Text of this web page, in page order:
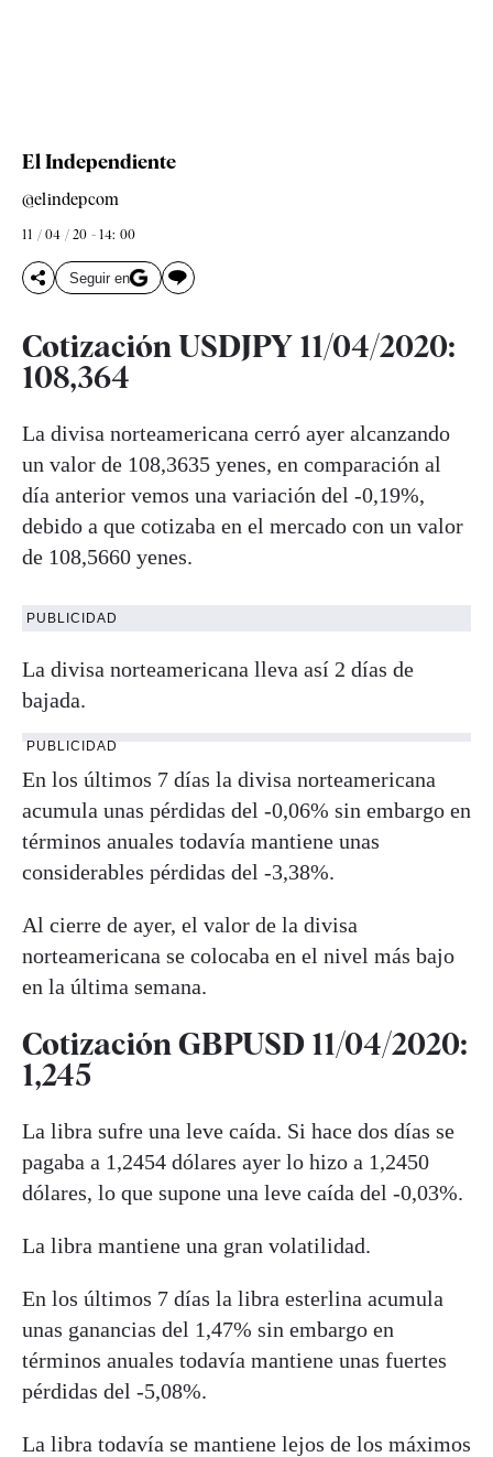
El Independiente
@elindepcom
11 / 04 / 20 - 14: 00
Seguir en
Cotización USDJPY 11/04/2020:
108,364
La divisa norteamericana cerró ayer alcanzando
un valor de 108,3635 yenes, en comparación al
día anterior vemos una variación del -0,19%,
debido a que cotizaba en el mercado con un valor
de 108,5660 yenes.
PUBLICIDAD
La divisa norteamericana lleva así 2 días de
bajada.
PUBLICIDAD
En los últimos 7 días la divisa norteamericana
acumula unas pérdidas del -0,06% sin embargo en
términos anuales todavía mantiene unas
considerables pérdidas del -3,38%.
Al cierre de ayer, el valor de la divisa
norteamericana se colocaba en el nivel más bajo
en la última semana.
Cotización GBPUSD 11/04/2020:
1,245
La libra sufre una leve caída. Si hace dos días se
pagaba a 1,2454 dólares ayer lo hizo a 1,2450
dólares, lo que supone una leve caída del -0,03%.
La libra mantiene una gran volatilidad.
En los últimos 7 días la libra esterlina acumula
unas ganancias del 1,47% sin embargo en
términos anuales todavía mantiene unas fuertes
pérdidas del -5,08%.
La libra todavía se mantiene lejos de los máximos